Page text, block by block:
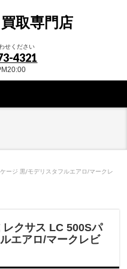
取専門店
せください
4321
ージ 黒/モデリスタフルエアロ/マークレ
クサス LC 500Sパ
エアロ/マークレビ